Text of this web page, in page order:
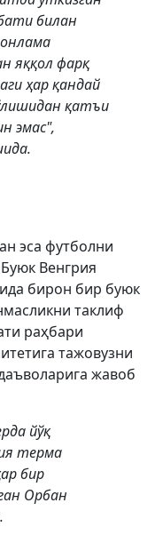
билан
яққол фарқ
ҳар қандай
қатъи
эмас",
эса футболни
Венгрия
бирон бир буюк
таклиф
раҳбари
тажовузни
жавоб
йўқ
терма
бир
Орбан